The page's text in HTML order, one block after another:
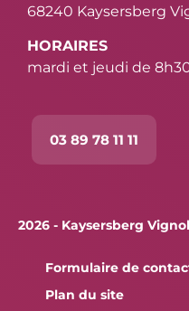
68240 Kaysersberg
HORAIRES
mardi et jeudi de
03 89 78 11 11
2026 - Kaysersberg
Formulaire de
Plan du site